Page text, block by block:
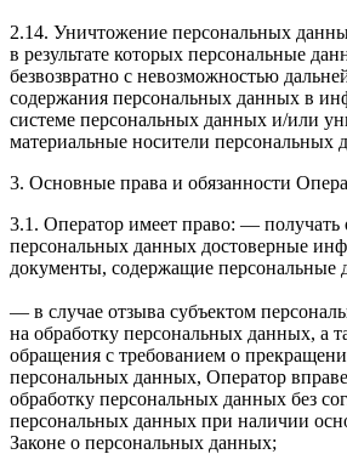
2.14. Уничтожение персональных
в результате которых персональные
безвозвратно с невозможностью
содержания персональных данных в
системе персональных данных и/или
материальные носители персональных
3. Основные права и обязанности
3.1. Оператор имеет право: — получать
персональных данных достоверные
документы, содержащие персональные
— в случае отзыва субъектом
на обработку персональных данных, а
обращения с требованием о
персональных данных, Оператор
обработку персональных данных без
персональных данных при наличии
Законе о персональных данных;